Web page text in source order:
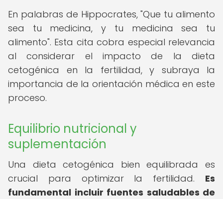
En palabras de Hippocrates, "Que tu alimento
sea tu medicina, y tu medicina sea tu
alimento". Esta cita cobra especial relevancia
al considerar el impacto de la dieta
cetogénica en la fertilidad, y subraya la
importancia de la orientación médica en este
proceso.
Equilibrio nutricional y
suplementación
Una dieta cetogénica bien equilibrada es
crucial para optimizar la fertilidad. Es
fundamental incluir fuentes saludables de